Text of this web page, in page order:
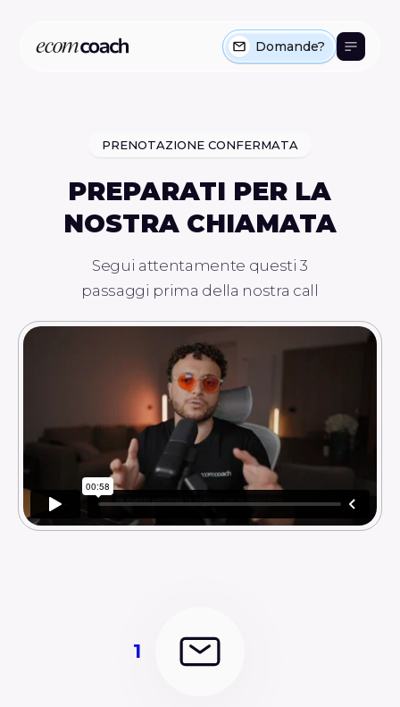
Domande?
PRENOTAZIONE CONFERMATA
PREPARATI PER LA
NOSTRA CHIAMATA
Segui attentamente questi 3
passaggi prima della nostra call
1